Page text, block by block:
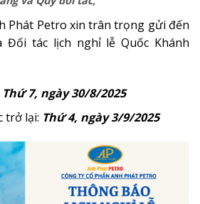
Phát Petro xin trân trọng gửi đến
Đối tác lịch nghỉ lễ Quốc Khánh
Thứ 7, ngày 30/8/2025
trở lại: Thứ 4, ngày 3/9/2025